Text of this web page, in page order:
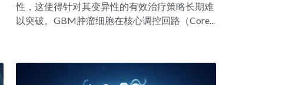
性，这使得针对其变异性的有效治疗策略长期难
以突破。GBM肿瘤细胞在核心调控回路（Core...